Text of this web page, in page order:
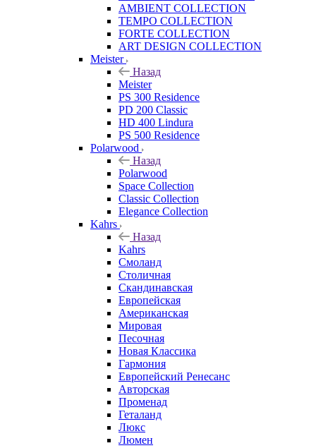
AMBIENT COLLECTION
TEMPO COLLECTION
FORTE COLLECTION
ART DESIGN COLLECTION
Meister
Назад
Meister
PS 300 Residence
PD 200 Classic
HD 400 Lindura
PS 500 Residence
Polarwood
Назад
Polarwood
Space Collection
Classic Collection
Elegance Collection
Kahrs
Назад
Kahrs
Смоланд
Столичная
Скандинавская
Европейская
Американская
Мировая
Песочная
Новая Классика
Гармония
Европейский Ренесанс
Авторская
Променад
Геталанд
Люкс
Люмен